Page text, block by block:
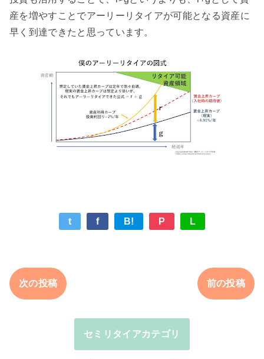
産を増やすことでアーリーリタイアが可能となる資産に
早く到達できたと思っています。
t f B! P L
次の投稿 前の投稿
セミリタイアカテゴリ